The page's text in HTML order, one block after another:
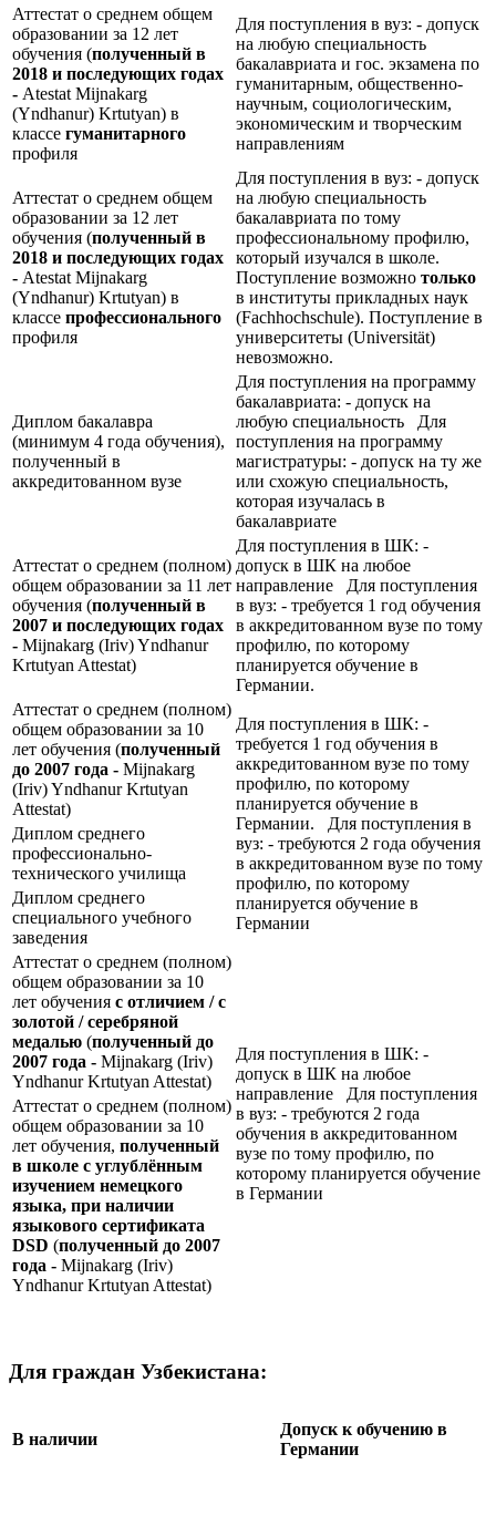
Аттестат о среднем общем
образовании за 12 лет
обучения (полученный в
2018 и последующих годах
- Atestat Mijnakarg
(Yndhanur) Krtutyan) в
классе гуманитарного
профиля
Для поступления в вуз: - допуск
на любую специальность
бакалавриата и гос. экзамена по
гуманитарным, общественно-
научным, социологическим,
экономическим и творческим
направлениям
Аттестат о среднем общем
образовании за 12 лет
обучения (полученный в
2018 и последующих годах
- Atestat Mijnakarg
(Yndhanur) Krtutyan) в
классе профессионального
профиля
Для поступления в вуз: - допуск
на любую специальность
бакалавриата по тому
профессиональному профилю,
который изучался в школе.
Поступление возможно только
в институты прикладных наук
(Fachhochschule). Поступление в
университеты (Universität)
невозможно.
Диплом бакалавра
(минимум 4 года обучения),
полученный в
аккредитованном вузе
Для поступления на программу
бакалавриата: - допуск на
любую специальность Для
поступления на программу
магистратуры: - допуск на ту же
или схожую специальность,
которая изучалась в
бакалавриате
Аттестат о среднем (полном)
общем образовании за 11 лет
обучения (полученный в
2007 и последующих годах
- Mijnakarg (Iriv) Yndhanur
Krtutyan Attestat)
Для поступления в ШК: -
допуск в ШК на любое
направление Для поступления
в вуз: - требуется 1 год обучения
в аккредитованном вузе по тому
профилю, по которому
планируется обучение в
Германии.
Аттестат о среднем (полном)
общем образовании за 10
лет обучения (полученный
до 2007 года - Mijnakarg
(Iriv) Yndhanur Krtutyan
Attestat)
Для поступления в ШК: -
требуется 1 год обучения в
аккредитованном вузе по тому
профилю, по которому
планируется обучение в
Германии. Для поступления в
вуз: - требуются 2 года обучения
в аккредитованном вузе по тому
профилю, по которому
планируется обучение в
Германии
Диплом среднего
профессионально-
технического училища
Диплом среднего
специального учебного
заведения
Аттестат о среднем (полном)
общем образовании за 10
лет обучения с отличием / с
золотой / серебряной
медалью (полученный до
2007 года - Mijnakarg (Iriv)
Yndhanur Krtutyan Attestat)
Для поступления в ШК: -
допуск в ШК на любое
направление Для поступления
в вуз: - требуются 2 года
обучения в аккредитованном
вузе по тому профилю, по
которому планируется обучение
в Германии
Аттестат о среднем (полном)
общем образовании за 10
лет обучения, полученный
в школе с углублённым
изучением немецкого
языка, при наличии
языкового сертификата
DSD (полученный до 2007
года - Mijnakarg (Iriv)
Yndhanur Krtutyan Attestat)
Для граждан Узбекистана:
В наличии
Допуск к обучению в
Германии